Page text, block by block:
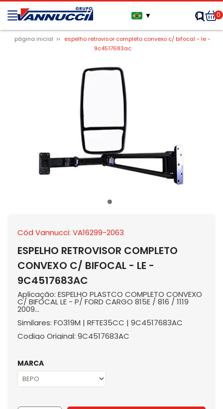
▼ 0
página inicial
espelho retrovisor completo convexo c/ bifocal - le -
9c4517683ac
Cód Vannucci: VA16299-2063
ESPELHO RETROVISOR COMPLETO
CONVEXO C/ BIFOCAL - LE -
9C4517683AC
Aplicação: ESPELHO PLASTCO COMPLETO CONVEXO
C/ BIFOCAL LE - P/ FORD CARGO 815E / 816 / 1119
2009...
Similares: FO319M | RFTE35CC | 9C4517683AC
Codigo Original: 9C4517683AC
MARCA